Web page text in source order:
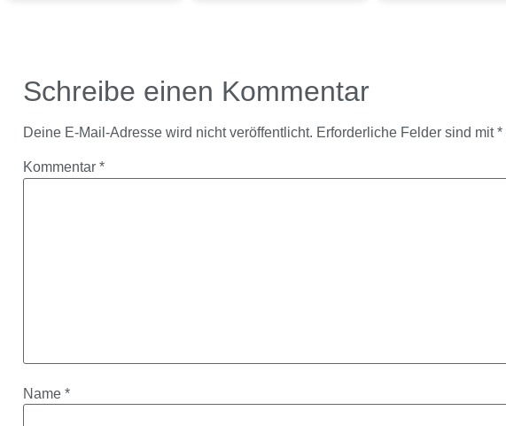
Schreibe einen Kommentar
Deine E-Mail-Adresse wird nicht veröffentlicht. Erforderliche Felder sind mit*
Kommentar *
Name *